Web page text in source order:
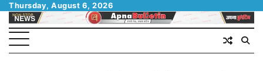
Skip
content
Thursday, August 6, 2026